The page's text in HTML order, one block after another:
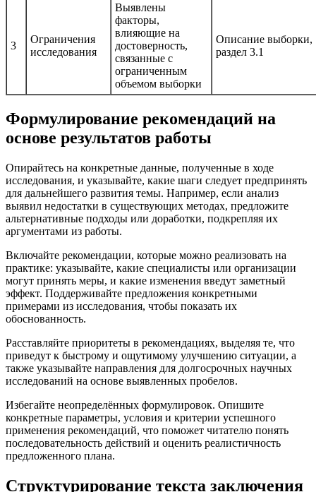
3
Ограничения
исследования
Выявлены
факторы,
влияющие на
достоверность,
связанные с
ограниченным
объемом выборки
Описание выборки,
раздел 3.1
Формулирование рекомендаций на
основе результатов работы
Опирайтесь на конкретные данные, полученные в ходе
исследования, и указывайте, какие шаги следует предпринять
для дальнейшего развития темы. Например, если анализ
выявил недостатки в существующих методах, предложите
альтернативные подходы или доработки, подкрепляя их
аргументами из работы.
Включайте рекомендации, которые можно реализовать на
практике: указывайте, какие специалисты или организации
могут принять меры, и какие изменения введут заметный
эффект. Поддерживайте предложения конкретными
примерами из исследования, чтобы показать их
обоснованность.
Расставляйте приоритеты в рекомендациях, выделяя те, что
приведут к быстрому и ощутимому улучшению ситуации, а
также указывайте направления для долгосрочных научных
исследований на основе выявленных пробелов.
Избегайте неопределённых формулировок. Опишите
конкретные параметры, условия и критерии успешного
применения рекомендаций, что поможет читателю понять
последовательность действий и оценить реалистичность
предложенного плана.
Структурирование текста заключения